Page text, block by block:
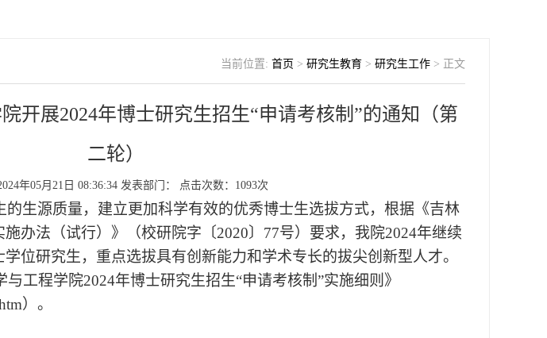
当前位置: 首页 > 研究生教育 > 研究生工作 > 正文
开展2024年博士研究生招生“申请考核制”的通知（第
二轮）
年05月21日 08:36:34 发表部门： 点击次数： 1093次
生源质量，建立更加科学有效的优秀博士生选拔方式，根据《吉林
办法（试行）》（校研院字〔2020〕77号）要求，我院2024年继续
位研究生，重点选拔具有创新能力和学术专长的拔尖创新型人才。
工程学院2024年博士研究生招生“申请考核制”实施细则》
）。